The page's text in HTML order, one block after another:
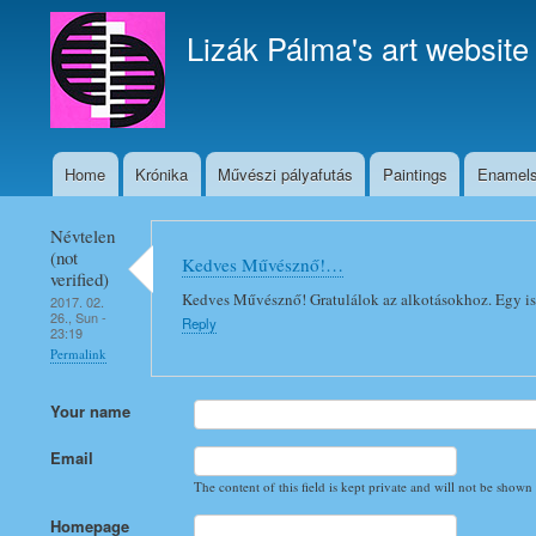
Lizák Pálma's art website
Home Krónika Művészi pályafutás Paintings Enamels
Névtelen
(not
verified)
2017. 02.
26., Sun -
23:19
Permalink
Kedves Művésznő!…
Kedves Művésznő! Gratulálok az alkotásokhoz. Egy
Reply
Your name
Email
The content of this field is kept private and will not be
Homepage